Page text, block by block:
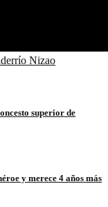
río Nizao
superior de
y merece 4 años más